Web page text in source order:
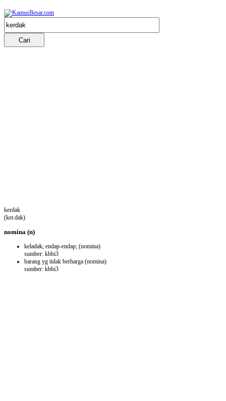
kerdak
(ker.dak)
nomina (n)
keladak; endap-endap; (nomina)
sumber: kbbi3
barang yg tidak berharga (nomina)
sumber: kbbi3